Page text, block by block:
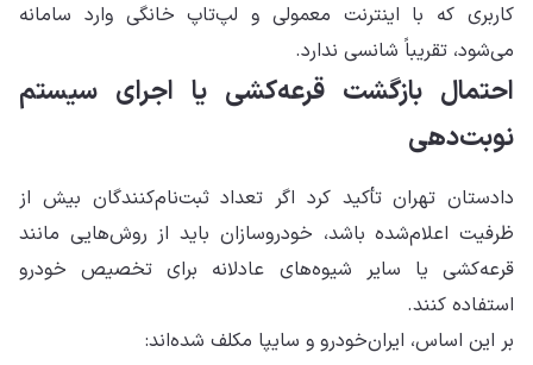
کاربری که با اینترنت معمولی و لپ‌تاپ خانگی وارد سامانه
می‌شود، تقریباً شانسی ندارد.
احتمال بازگشت قرعه‌کشی یا اجرای سیستم
نوبت‌دهی
دادستان تهران تأکید کرد اگر تعداد ثبت‌نام‌کنندگان بیش از
ظرفیت اعلام‌شده باشد، خودروسازان باید از روش‌هایی مانند
قرعه‌کشی یا سایر شیوه‌های عادلانه برای تخصیص خودرو
استفاده کنند.
بر این اساس، ایران‌خودرو و سایپا مکلف شده‌اند: